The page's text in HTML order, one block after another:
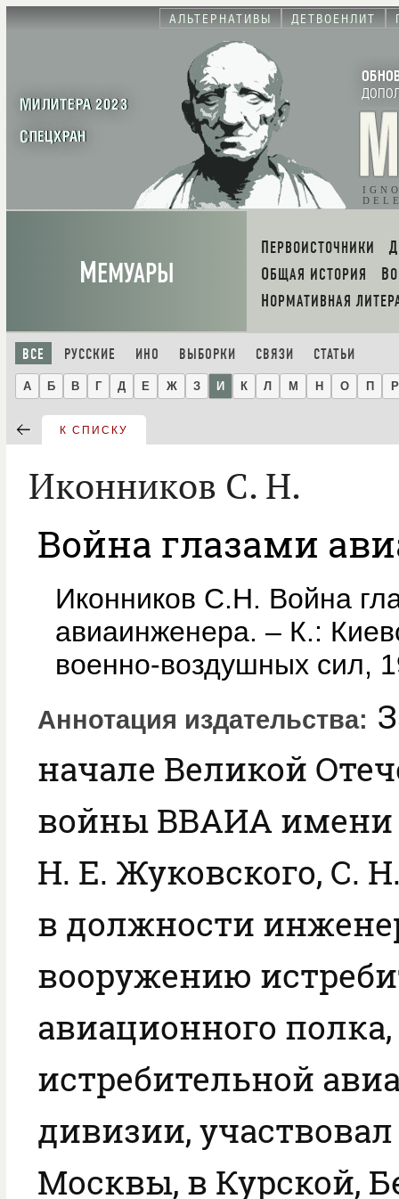
АЛЬТЕРНАТИВЫ ДЕТВОЕНЛИТ
МИЛИТЕРА 2023
СПЕЦХРАН
МЕМУАРЫ
ПЕРВОИСТОЧНИКИ
ОБЩАЯ ИСТОРИЯ
НОРМАТИВНАЯ
ВСЕ РУССКИЕ ИНО ВЫБОРКИ СВЯЗИ СТАТЬИ
А Б В Г Д Е Ж З И К Л М Н О П Р
К СПИСКУ
Иконников C. Н.
Война глазами
Иконников C.Н. Война
авиаинженера. – К.:
военно-воздушных сил,
Аннотация издательства
начале Великой
войны ВВАИА имени
Н. Е. Жуковского, С.
в должности
вооружению
авиационного полка,
истребительной
дивизии,
Москвы, в Курской,